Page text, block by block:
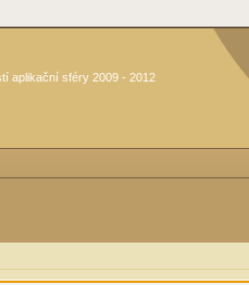
aplikační sféry 2009 - 2012